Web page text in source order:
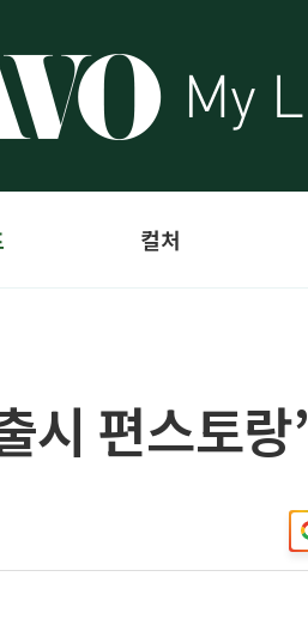
컬처
시 편스토랑’